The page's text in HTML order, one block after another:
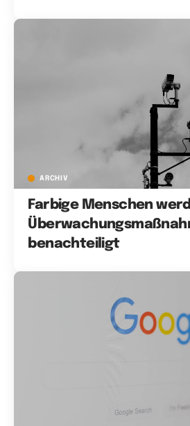
ARCHIV
Farbige Menschen
benachteiligt